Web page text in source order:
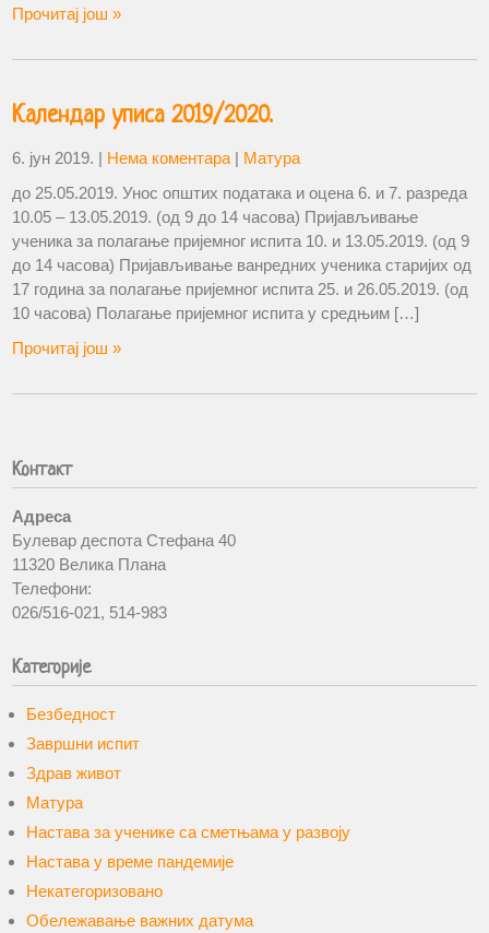
Прочитај још »
Календар уписа 2019/2020.
6. јун 2019. | Нема коментара | Матура
до 25.05.2019. Унос општих података и оцена 6. и 7. разреда
10.05 – 13.05.2019. (од 9 до 14 часова) Пријављивање
ученика за полагање пријемног испита 10. и 13.05.2019. (од 9
до 14 часова) Пријављивање ванредних ученика старијих од
17 година за полагање пријемног испита 25. и 26.05.2019. (од
10 часова) Полагање пријемног испита у средњим […]
Прочитај још »
Контакт
Адреса
Булевар деспота Стефана 40
11320 Велика Плана
Телефони:
026/516-021, 514-983
Категорије
Безбедност
Завршни испит
Здрав живот
Матура
Настава за ученике са сметњама у развоју
Настава у време пандемије
Некатегоризовано
Обележавање важних датума